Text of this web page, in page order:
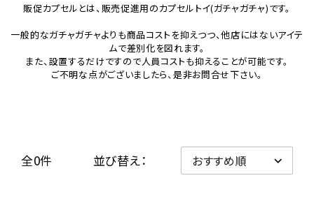
カプセルトイ
販促用空カプセル
レンタル
販促カプセルとは、販売促進用のカプセルトイ(ガチャガチャ)です。
一般的なガチャガチャよりも商品コストを抑えつつ、他店にはないアイテ
ムで差別化を図れます。
また、設置するだけですので人員コストも抑えることが可能です。
ご不明な点がございましたら、是非お問合せ下さい。
全0件 並び替え：